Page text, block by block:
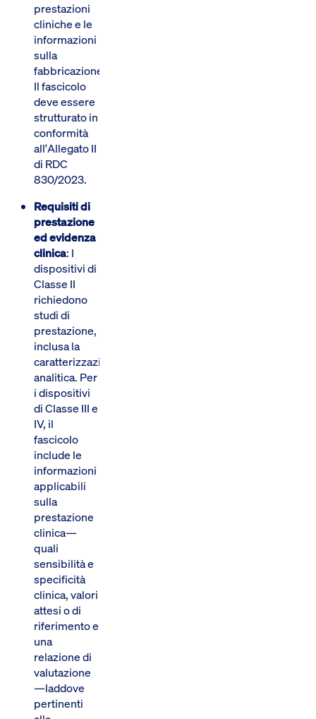
prestazioni
cliniche e le
informazioni
sulla
fabbricazione.
Il fascicolo
deve essere
strutturato in
conformità
all'Allegato II
di RDC
830/2023.
Requisiti di
prestazione
ed evidenza
clinica: I
dispositivi di
Classe II
richiedono
studi di
prestazione,
inclusa la
caratterizzazione
analitica. Per
i dispositivi
di Classe III e
IV, il
fascicolo
include le
informazioni
applicabili
sulla
prestazione
clinica—
quali
sensibilità e
specificità
clinica, valori
attesi o di
riferimento e
una
relazione di
valutazione
—laddove
pertinenti